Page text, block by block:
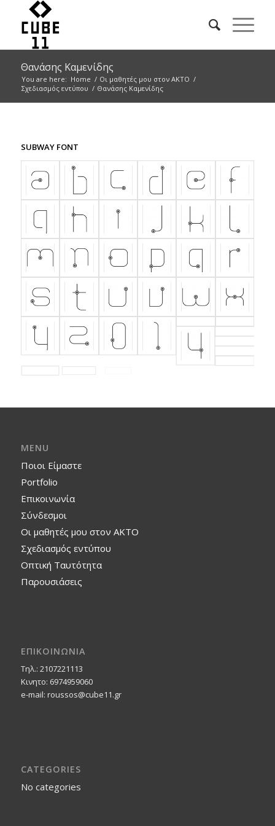
Θανάσης Καμενίδης
You are here: Home / Οι μαθητές μου στον ΑΚΤΟ /
Σχεδιασμός εντύπου / Θανάσης Καμενίδης
SUBWAY FONT
MENU
Ποιοι Είμαστε
Portfolio
Επικοινωνία
Σύνδεσμοι
Οι μαθητές μου στον ΑΚΤΟ
Σχεδιασμός εντύπου
Οπτική Ταυτότητα
Παρουσιάσεις
ΕΠΙΚΟΙΝΩΝΙΑ
Τηλ.: 2107221113
Κινητο: 6974959060
e-mail: roussos@cube11.gr
CATEGORIES
No categories